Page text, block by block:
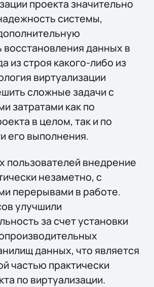
проекта значительно
системы,
данных в
из строя какого-либо из
виртуализации
сложные задачи с
затратами как по
в целом, так и по
его выполнения.
пользователей внедрение
незаметно, с
перерывами в работе.
улучшили
за счет установки
данных, что является
частью практически
по виртуализации.